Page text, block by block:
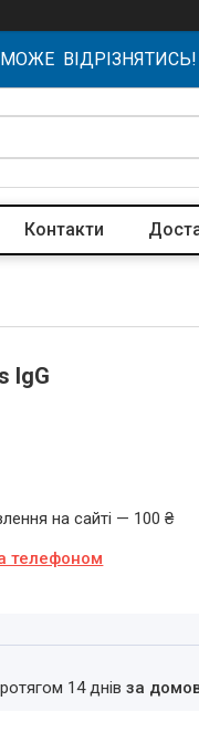
ВІДРІЗНЯТИСЬ!
Контакти
IgG
на сайті — 100 ₴
телефоном
14 днівза